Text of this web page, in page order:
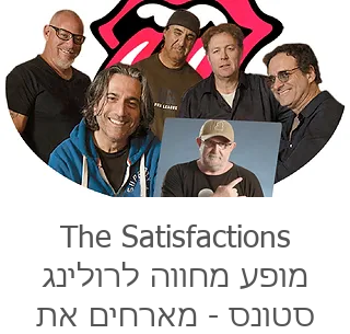
The Satisfactions
מופע מחווה לרולינג
סטונס - מארחים את